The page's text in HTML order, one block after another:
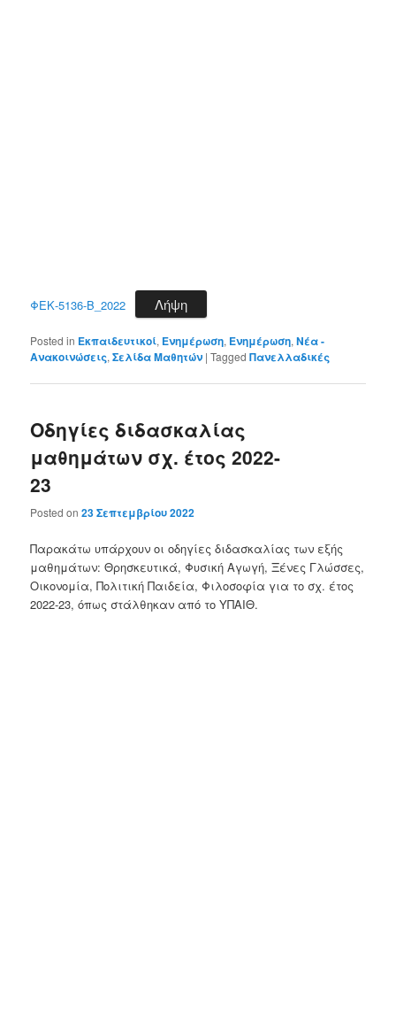
ΦΕΚ-5136-Β_2022 Λήψη
Posted in Εκπαιδευτικοί, Ενημέρωση, Ενημέρωση,Νέα -
Ανακοινώσεις,Σελίδα Μαθητών |Tagged Πανελλαδικές
Οδηγίες διδασκαλίας
μαθημάτων σχ. έτος 2022-
23
Posted on23 Σεπτεμβρίου 2022
Παρακάτω υπάρχουν οι οδηγίες διδασκαλίας των εξής
μαθημάτων: Θρησκευτικά, Φυσική Αγωγή, Ξένες Γλώσσες,
Οικονομία, Πολιτική Παιδεία, Φιλοσοφία για το σχ. έτος
2022-23, όπως στάλθηκαν από το ΥΠΑΙΘ.